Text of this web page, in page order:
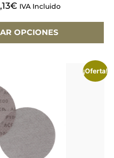
€ IVA Incluido
OPCIONES
¡Oferta!